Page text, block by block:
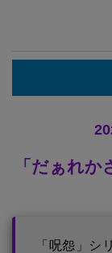
「だぁれ
「呪怨」シ